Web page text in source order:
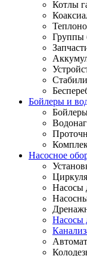
Котлы
Группы
Бойлеры и
Насосное
Насосы
Насосы